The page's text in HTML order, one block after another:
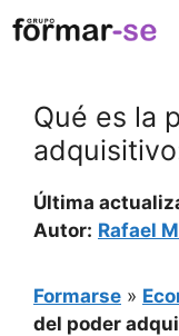
Saltar
al
Qué es la
Última
Autor: Rafael
Formarse »
del poder